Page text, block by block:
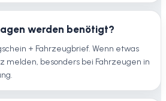
werden benötigt?
+ Fahrzeugbrief. Wenn etwas
besonders bei Fahrzeugen in